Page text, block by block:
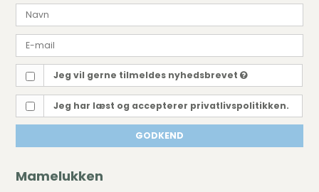
Jeg vil gerne tilmeldes nyhedsbrevet
Jeg har læst og accepterer privatlivspolitikken.
GODKEND
Mamelukken